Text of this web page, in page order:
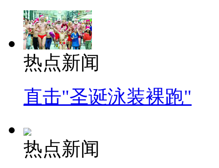
热点新闻
直击"圣诞泳装裸跑"
热点新闻